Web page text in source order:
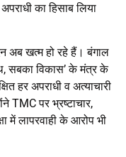
का हिसाब लिया
अब खत्म हो रहे हैं। बंगाल
सबका विकास’ के मंत्र के
हर अपराधी व अत्याचारी
TMC पर भ्रष्टाचार,
में लापरवाही के आरोप भी